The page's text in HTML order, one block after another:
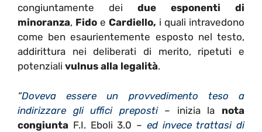
congiuntamente dei due esponenti di
minoranza, Fido e Cardiello, i quali intravedono
come ben esaurientemente esposto nel testo,
addirittura nei deliberati di merito, ripetuti e
potenziali vulnus alla legalità.
“Doveva essere un provvedimento teso a
indirizzare gli uffici preposti– inizia la nota
congiunta F.I. Eboli 3.0 – ed invece trattasi di